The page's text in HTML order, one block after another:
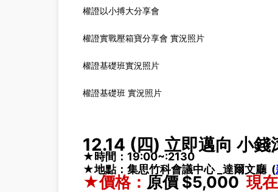
權證以小搏大分享會
權證實戰壓箱寶分享會 實況照片
權證基礎班實況照片
權證基礎班 實況照片
12.14 (四) 立即邁向 小錢
★時間：19:00~:2130
★地點：集思竹科會議中心 _達爾文廳 (
★價格： 原價 $5,000 現